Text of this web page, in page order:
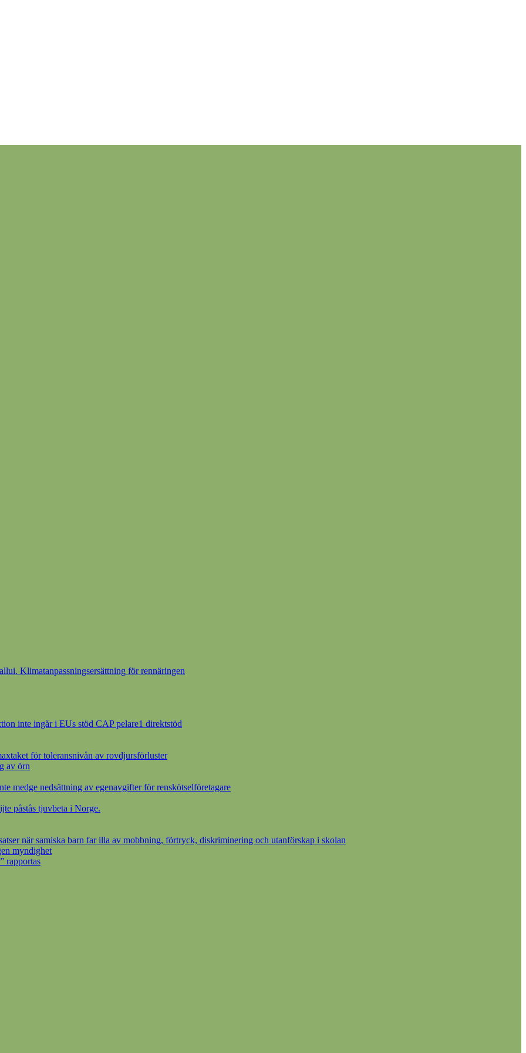
Klimatanpassningsersättning för rennäringen
inte ingår i EUs stöd CAP pelare1 direktstöd
för toleransnivån av rovdjursförluster
av örn
medge nedsättning av egenavgifter för renskötselföretagare
påstås tjuvbeta i Norge.
när samiska barn far illa av mobbning, förtryck, diskriminering och utanförskap i skolan
myndighet
rapportas